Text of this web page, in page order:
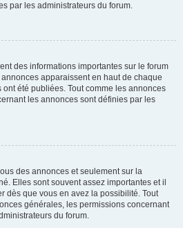
par les administrateurs du forum.
des informations importantes sur le forum
apparaissent en haut de chaque
été publiées. Tout comme les annonces
les annonces sont définies par les
des annonces et seulement sur la
Elles sont souvent assez importantes et il
dès que vous en avez la possibilité. Tout
générales, les permissions concernant
du forum.